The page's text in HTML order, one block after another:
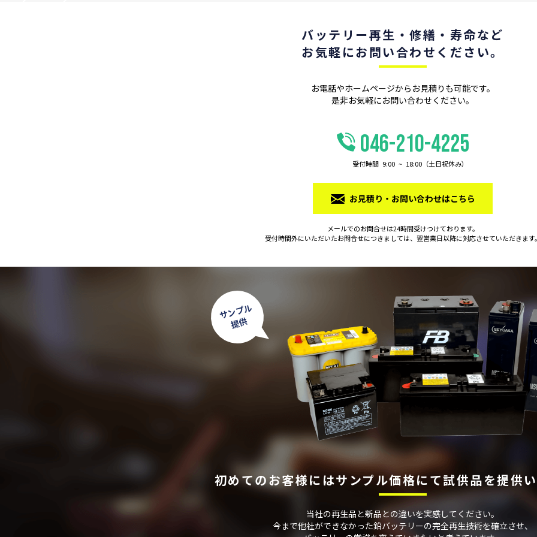
バッテリー再⽣ ・修繕・寿命など
お気軽にお問い合わせください。
お電話やホームページからお⾒積りも可能です。
是⾮お気軽にお問い合わせください。
046-210-4225
受付時間 9:00 ~ 18:00（⼟⽇祝休み）
お⾒積り・お問い合わせはこちら
メールでのお問合せは24時間受けつけております。
受付時間外にいただいたお問合せにつきましては、 翌営業日以降に対応させていただきます
サンプル
提供
初めてのお客様にはサンプル価格にて試供品を提供
当社の再⽣品と新品との違いを実感してください。
今まで他社ができなかった鉛バッテリーの完全再⽣技術を確⽴させ、